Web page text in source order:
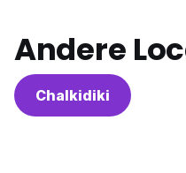
Andere
Chalkidiki